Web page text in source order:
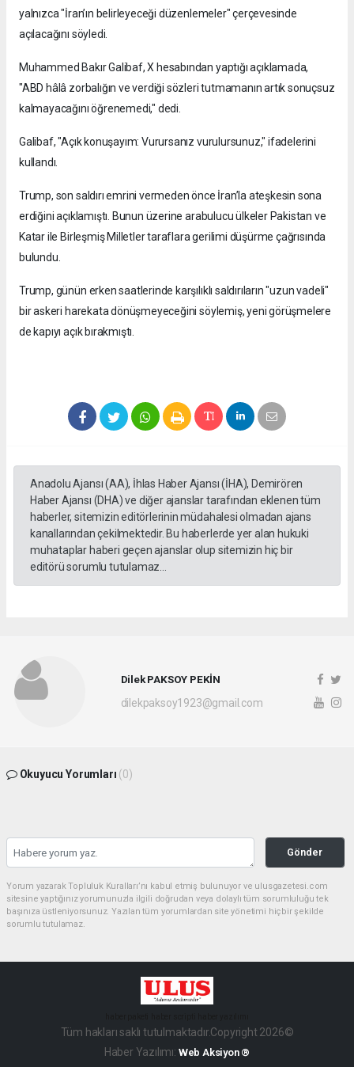
yalnızca "İran’ın belirleyeceği düzenlemeler" çerçevesinde
açılacağını söyledi.
Muhammed Bakır Galibaf, X hesabından yaptığı açıklamada,
"ABD hâlâ zorbalığın ve verdiği sözleri tutmamanın artık sonuçsuz
kalmayacağını öğrenemedi," dedi.
Galibaf, "Açık konuşayım: Vurursanız vurulursunuz," ifadelerini
kullandı.
Trump, son saldırı emrini vermeden önce İran’la ateşkesin sona
erdiğini açıklamıştı. Bunun üzerine arabulucu ülkeler Pakistan ve
Katar ile Birleşmiş Milletler taraflara gerilimi düşürme çağrısında
bulundu.
Trump, günün erken saatlerinde karşılıklı saldırıların "uzun vadeli"
bir askeri harekata dönüşmeyeceğini söylemiş, yeni görüşmelere
de kapıyı açık bırakmıştı.
Anadolu Ajansı (AA), İhlas Haber Ajansı (İHA), Demirören
Haber Ajansı (DHA) ve diğer ajanslar tarafından eklenen tüm
haberler, sitemizin editörlerinin müdahalesi olmadan ajans
kanallarından çekilmektedir. Bu haberlerde yer alan hukuki
muhataplar haberi geçen ajanslar olup sitemizin hiç bir
editörü sorumlu tutulamaz...
Dilek PAKSOY PEKİN
dilekpaksoy1923@gmail.com
Okuyucu Yorumları (0)
Gönder
Yorum yazarak Topluluk Kuralları’nı kabul etmiş bulunuyor ve ulusgazetesi.com
sitesine yaptığınız yorumunuzla ilgili doğrudan veya dolaylı tüm sorumluluğu tek
başınıza üstleniyorsunuz. Yazılan tüm yorumlardan site yönetimi hiçbir şekilde
sorumlu tutulamaz.
Tüm hakları saklı tutulmaktadır.Copyright 2026©
Haber Yazılımı: Web Aksiyon ®